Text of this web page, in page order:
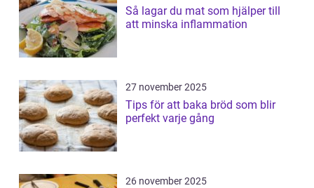
Så lagar du mat som hjälper till
att minska inflammation
27 november 2025
Tips för att baka bröd som blir
perfekt varje gång
26 november 2025